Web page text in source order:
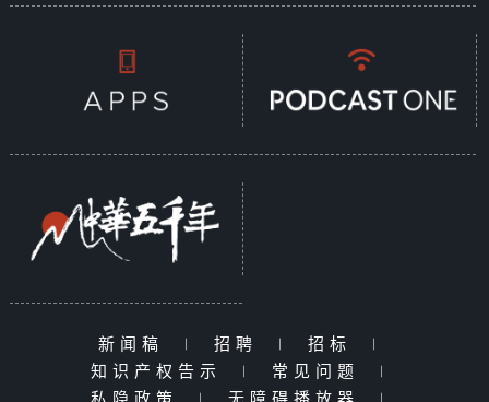
新闻稿 | 招聘 | 招标
|
知识产权告示
| 常见问题
|